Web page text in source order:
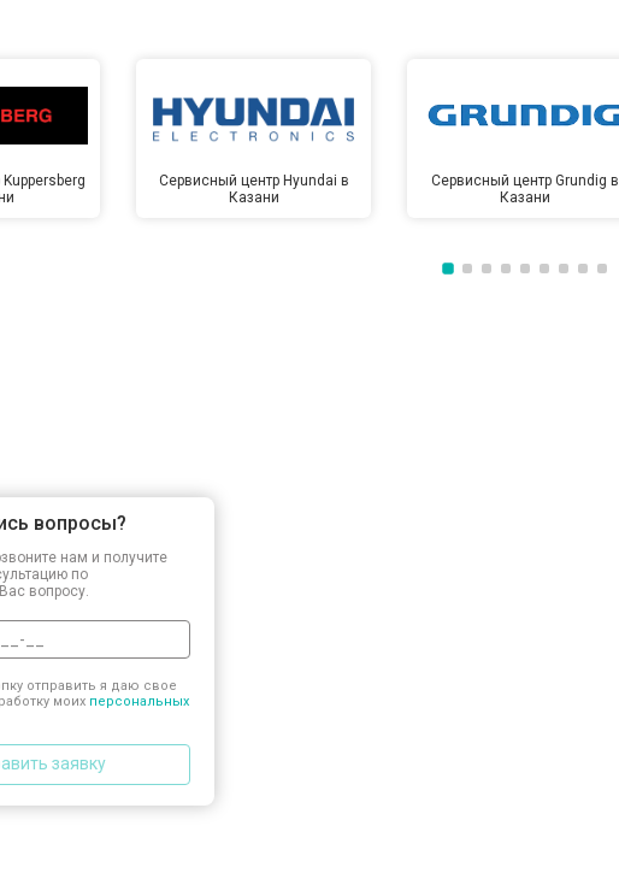
Сервисный центр Hyundai в
Казани
Сервисный центр Grundig в
Казани
вопросы?
нам и получите
по
вопросу.
отправить я даю свое
моих персональных
заявку